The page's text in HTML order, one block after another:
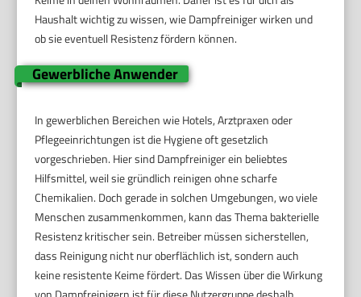
Haushalt wichtig zu wissen, wie Dampfreiniger wirken und
ob sie eventuell Resistenz fördern können.
Gewerbliche Anwender
In gewerblichen Bereichen wie Hotels, Arztpraxen oder
Pflegeeinrichtungen ist die Hygiene oft gesetzlich
vorgeschrieben. Hier sind Dampfreiniger ein beliebtes
Hilfsmittel, weil sie gründlich reinigen ohne scharfe
Chemikalien. Doch gerade in solchen Umgebungen, wo viele
Menschen zusammenkommen, kann das Thema bakterielle
Resistenz kritischer sein. Betreiber müssen sicherstellen,
dass Reinigung nicht nur oberflächlich ist, sondern auch
keine resistente Keime fördert. Das Wissen über die Wirkung